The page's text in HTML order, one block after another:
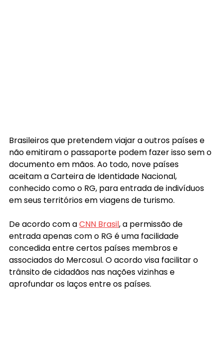
Brasileiros que pretendem viajar a outros países e
não emitiram o passaporte podem fazer isso sem o
documento em mãos. Ao todo, nove países
aceitam a Carteira de Identidade Nacional,
conhecido como o RG, para entrada de indivíduos
em seus territórios em viagens de turismo.
De acordo com a CNN Brasil, a permissão de
entrada apenas com o RG é uma facilidade
concedida entre certos países membros e
associados do Mercosul. O acordo visa facilitar o
trânsito de cidadãos nas nações vizinhas e
aprofundar os laços entre os países.